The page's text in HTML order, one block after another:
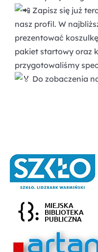
Zapisz się już
nasz profil. W
prezentować
pakiet startowy oraz
przygotowaliśmy
Do zobaczenia